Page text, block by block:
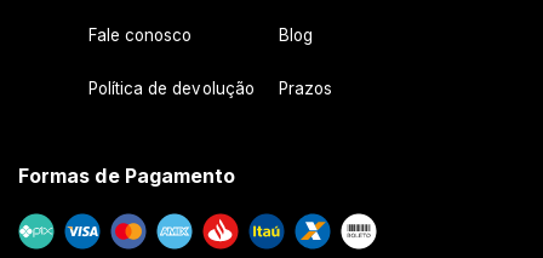
Fale conosco Blog
Política de devolução Prazos
Formas de Pagamento